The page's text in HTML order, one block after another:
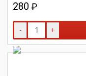
280 ₽
- +